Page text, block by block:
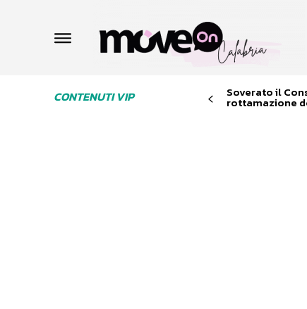
CONTENUTI VIP Soverato il
rottamazione